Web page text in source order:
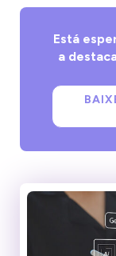
Está
a